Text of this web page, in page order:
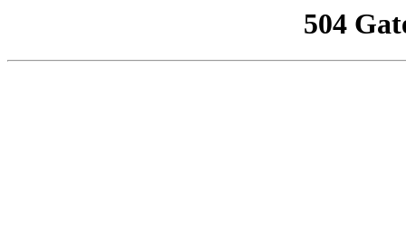
504